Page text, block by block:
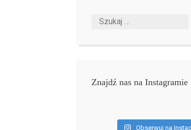
Znajdź nas na Instagramie
Obserwuj na